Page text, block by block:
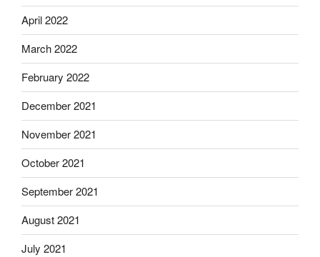
April 2022
March 2022
February 2022
December 2021
November 2021
October 2021
September 2021
August 2021
July 2021